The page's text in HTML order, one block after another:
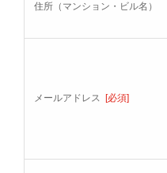
住所（マンション・ビル名）
メールアドレス [必須]